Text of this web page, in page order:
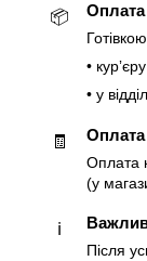
📦 Оплата
•
• у
🧾 Оплата
Оплата
(у
ℹ️
Після